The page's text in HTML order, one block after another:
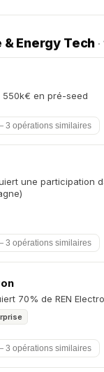
& Energy Tech
550k€ en pré-seed
3 opérations similaires
une participation
3 opérations similaires
70% de REN
3 opérations similaires